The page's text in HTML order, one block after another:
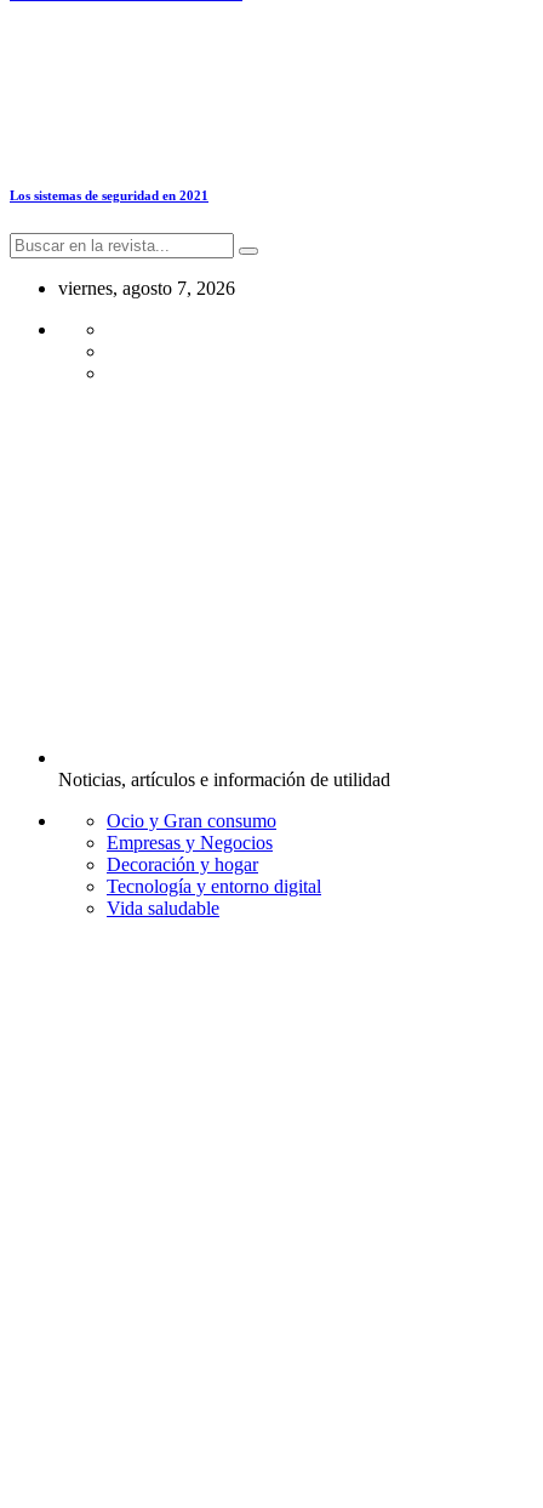
Los sistemas de seguridad en 2021
viernes, agosto 7, 2026
Noticias, artículos e información de utilidad
Ocio y Gran consumo
Empresas y Negocios
Decoración y hogar
Tecnología y entorno digital
Vida saludable